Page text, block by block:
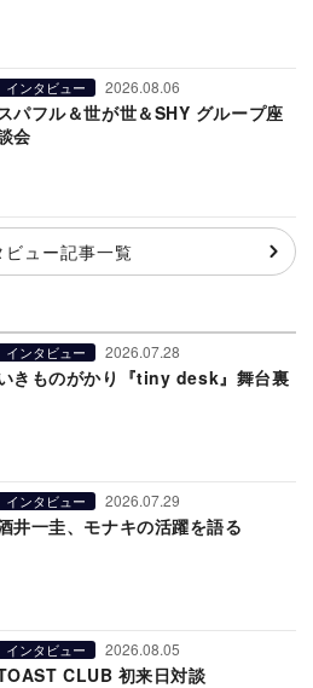
インタビュー 2026.08.06
スパフル＆世が世＆SHY グループ座
会
ビュー記事一覧
インタビュー 2026.07.28
きものがかり『tiny desk』舞台裏
インタビュー 2026.07.29
井一圭、モナキの活躍を語る
インタビュー 2026.08.05
CLUB 初来日対談